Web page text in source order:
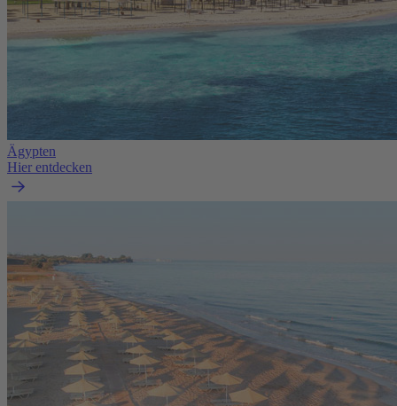
Ägypten
Hier entdecken